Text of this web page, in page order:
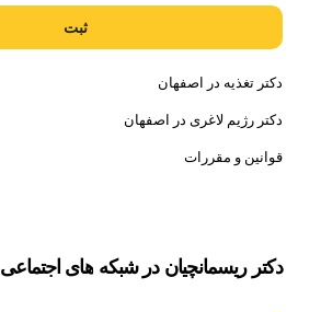
ثبت
دکتر تغذیه در اصفهان
دکتر رژیم لاغری در اصفهان
قوانین و مقررات
دکتر ریسمانچیان در شبکه های اجتماعی